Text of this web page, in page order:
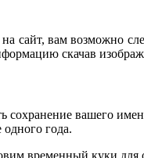
сайт, вам возможно
скачав
вашего
года.
временный куки